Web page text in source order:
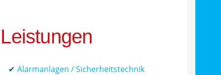
Leistungen
Alarmanlagen / Sicherheitstechnik